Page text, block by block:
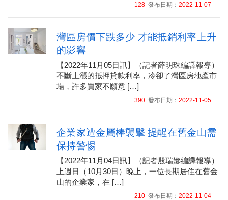
128發布日期： 2022-11-07
灣區房價下跌多少 才能抵銷利率上升
的影響
【2022年11月05日訊】（記者薛明珠編譯報導）
不斷上漲的抵押貸款利率，冷卻了灣區房地產市
場，許多買家不願意 […]
390發布日期： 2022-11-05
企業家遭金屬棒襲擊 提醒在舊金山需
保持警惕
【2022年11月04日訊】（記者殷瑞娜編譯報導）
上週日（10月30日）晚上，一位長期居住在舊金
山的企業家，在 […]
210發布日期： 2022-11-04